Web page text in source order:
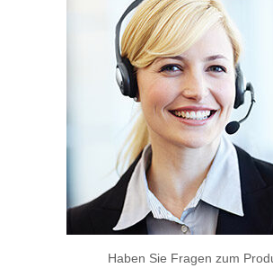
Haben Sie Fragen zum